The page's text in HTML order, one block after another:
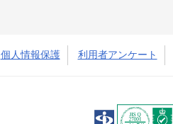
個人情報保護 利用者アンケート